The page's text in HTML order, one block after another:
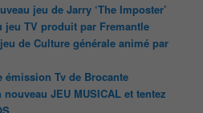
jeu de Jarry ‘The Imposter’
jeu TV produit par Fremantle
de Culture générale animé par
Tv de Brocante
JEU MUSICAL et tentez